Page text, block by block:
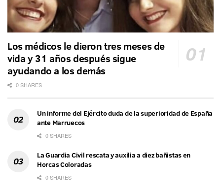
Los médicos le dieron tres meses de
vida y 31 años después sigue
ayudando a los demás
0 SHARES
Un informe del Ejército duda de la superioridad de España
ante Marruecos
0 SHARES
La Guardia Civil rescata y auxilia a diez bañistas en
Horcas Coloradas
0 SHARES